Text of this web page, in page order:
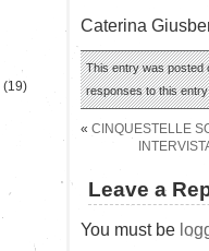
Caterina
This entry was posted
responses to this
« CINQUESTELLE
Leave a
You must be
(19)